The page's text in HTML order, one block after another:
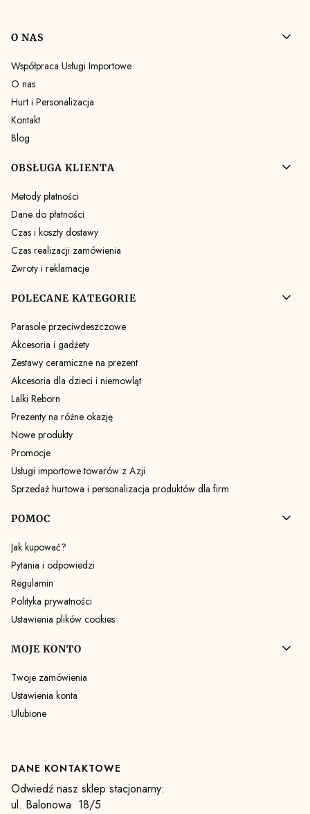
Linki w stopce
O NAS
Współpraca Usługi Importowe
O nas
Hurt i Personalizacja
Kontakt
Blog
OBSŁUGA KLIENTA
Metody płatności
Dane do płatności
Czas i koszty dostawy
Czas realizacji zamówienia
Zwroty i reklamacje
POLECANE KATEGORIE
Parasole przeciwdeszczowe
Akcesoria i gadżety
Zestawy ceramiczne na prezent
Akcesoria dla dzieci i niemowląt
Lalki Reborn
Prezenty na różne okazję
Nowe produkty
Promocje
Usługi importowe towarów z Azji
Sprzedaż hurtowa i personalizacja produktów dla firm
POMOC
Jak kupować?
Pytania i odpowiedzi
Regulamin
Polityka prywatności
Ustawienia plików cookies
MOJE KONTO
Twoje zamówienia
Ustawienia konta
Ulubione
DANE KONTAKTOWE
Odwiedź nasz sklep stacjonarny:
ul. Balonowa 18/5